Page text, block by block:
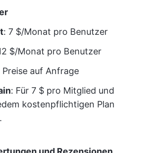
: 7 $/Monat pro Benutzer
$/Monat pro Benutzer
Preise auf Anfrage
: Für 7 $ pro Mitglied und
kostenpflichtigen Plan